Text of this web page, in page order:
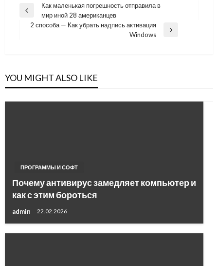
Навигация
Previous
Post
Как маленькая погрешность отправила в
мир иной 28 американцев
2 способа — Как убрать надпись активация
Windows
YOU MIGHT ALSO LIKE
ПРОГРАММЫ И СОФТ
Почему антивирус замедляет компьютер и
как с этим бороться
admin 22.02.2026